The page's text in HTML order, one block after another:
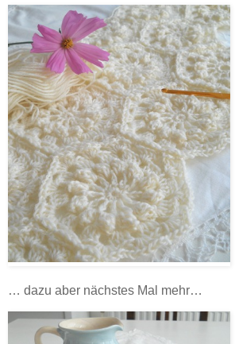
… dazu aber nächstes Mal mehr…